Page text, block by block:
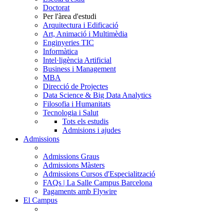
Doctorat
Per l'àrea d'estudi
Arquitectura i Edificació
Art, Animació i Multimèdia
Enginyeries TIC
Informàtica
Intel·ligència Artificial
Business i Management
MBA
Direcció de Projectes
Data Science & Big Data Analytics
Filosofia i Humanitats
Tecnologia i Salut
Tots els estudis
Admisions i ajudes
Admissions
Admissions Graus
Admissions Màsters
Admissions Cursos d'Especialització
FAQs | La Salle Campus Barcelona
Pagaments amb Flywire
El Campus